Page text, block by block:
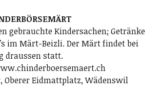
gebrauchte Kindersachen; Getränke
im Märt-Beizli. Der Märt findet bei
draussen statt.
Oberer Eidmattplatz, Wädenswil